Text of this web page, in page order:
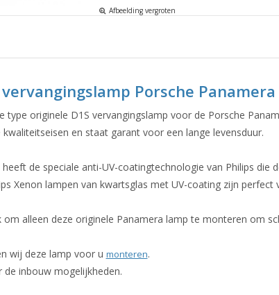
Afbeelding vergroten
Porsche Panamera
type originele D1S vervangingslamp voor de Porsche
en staat garant voor een lange levensduur.
heeft de speciale anti-UV-coatingtechnologie van Philips
Xenon lampen van kwartsglas met UV-coating zijn
om alleen deze originele Panamera lamp te monteren om
wij deze lamp voor u monteren.
inbouw mogelijkheden.